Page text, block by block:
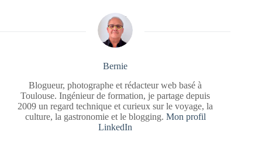
Bernie
Blogueur, photographe et rédacteur web basé à
Toulouse. Ingénieur de formation, je partage depuis
2009 un regard technique et curieux sur le voyage, la
culture, la gastronomie et le blogging. Mon profil
LinkedIn